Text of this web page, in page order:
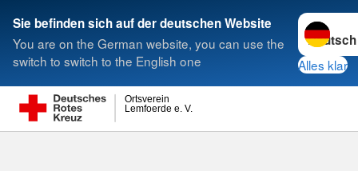
Sie befinden sich auf der deutschen Website
You are on the German website, you can use the
switch to switch to the English one
Sprache
Alles klar
Lemfoerde e. V.
Ortsverein
Suche